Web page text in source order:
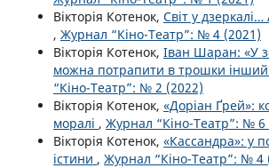
Вікторія Котенок, Світ у
, Журнал “Кіно-Театр”: № 4 (2021)
Вікторія Котенок, Іван Шаран: «У
можна потрапити в трошки інший
“Кіно-Театр”: № 2 (2022)
Вікторія Котенок, «Доріан Ґрей»:
моралі , Журнал “Кіно-Театр”: № 6
Вікторія Котенок, «Кассандра»: у
істини , Журнал “Кіно-Театр”: № 4